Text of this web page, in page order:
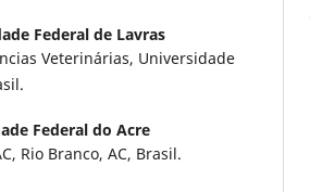
Federal de Lavras
Veterinárias, Universidade
Federal do Acre
Rio Branco, AC, Brasil.